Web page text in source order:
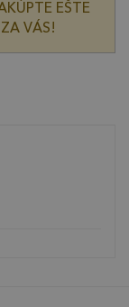
EŠTE
VÁS!